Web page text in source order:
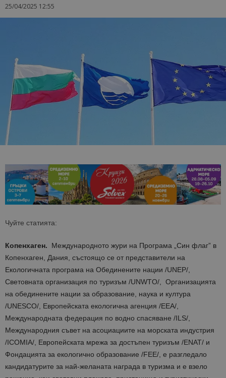
25/04/2025 12:55
Чуйте статията:
Копенхаген.
Международното жури на Програма „Син флаг” в
Копенхаген, Дания, състоящо се от представители на
Екологичната програма на Обединените нации /UNEP/,
Световната организация по туризъм /UNWTO/, Организацията
на обединените нации за образование, наука и култура
/UNESCO/, Европейската екологична агенция /EEA/,
Международната федерация по водно спасяване /ILS/,
Международния съвет на асоциациите на морската индустрия
/ICOMIA/, Европейската мрежа за достъпен туризъм /ENAT/ и
Фондацията за екологично образование /FEE/, е разгледало
кандидатурите за най-желаната награда в туризма и е взело